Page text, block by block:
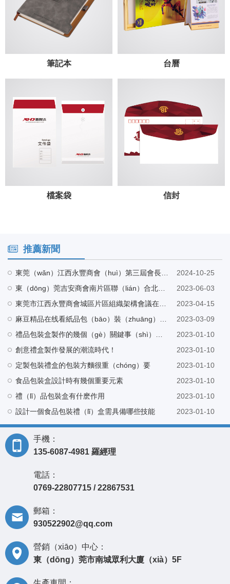
筆記本 台曆
檔案袋 信封
推薦新聞
2024-10-25
2023-06-03
2023-04-15
2023-03-09
2023-01-10
創意禮盒製作發展的潮流時代！
2023-01-10
定製包裝禮盒的包裝方麵很重（chóng）要
2023-01-10
食品包裝盒設計時有幾個重要元素
2023-01-10
禮（lǐ）品包裝盒有什麽作用
2023-01-10
設計一個食品包裝禮（lǐ）盒需具備哪些技能
2023-01-10
手機：
135-6087-4981 羅經理
電話：
0769-22807715 / 22867531
郵箱：
930522902@qq.com
營銷（xiāo）中心：
東（dōng）莞市南城眾利大廈（xià）5F